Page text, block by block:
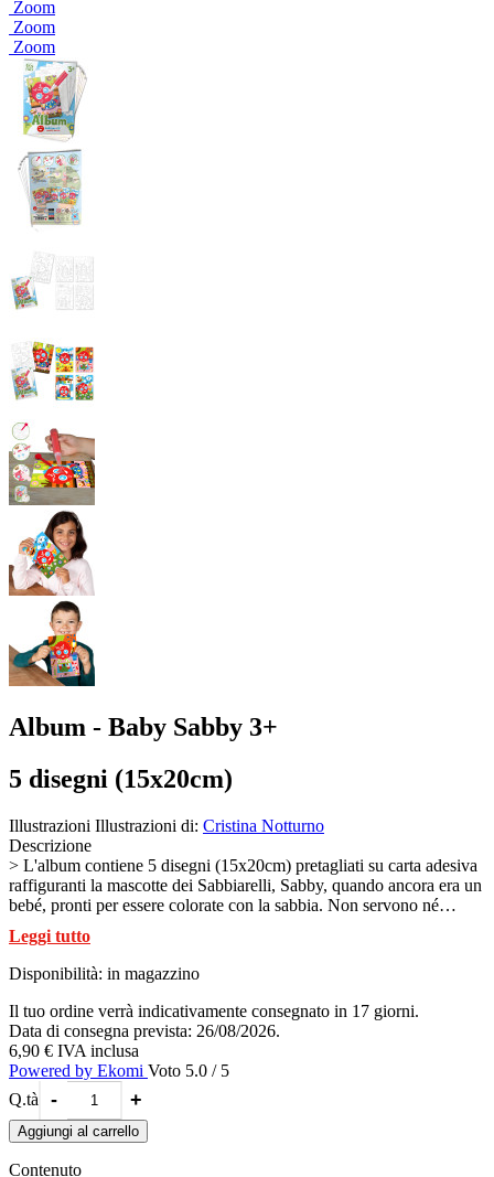
Zoom
Zoom
Zoom
Album - Baby Sabby 3+
5 disegni (15x20cm)
Illustrazioni Illustrazioni di: Cristina Notturno
Descrizione
> L'album contiene 5 disegni (15x20cm) pretagliati su carta adesiva
raffiguranti la mascotte dei Sabbiarelli, Sabby, quando ancora era un
bebé, pronti per essere colorate con la sabbia. Non servono né
forbici, né colla: rimuovendo la carta dal disegno rimane la
superficie adesiva da colorare con le sabbie Sabbiarelli® (sabbia non
inclusa)
I soggetti rappresentati sono: Sabby al mare - Sabby al parco -
Sabby artista - Sabby sull'altalena - Sabby skater
Una volta colorati con la sabbia, i disegni possono essere usati come
cartoline per accompagnare un messaggio o quadretti da appendere
nella cameretta, senza ulteriori trattamenti. La sabbia infatti rimane
perfettamente incollata ai disegni.
All'interno dell'album sono presenti le istruzioni con gli esempi
colore, ma ogni bambino é libero di colorare scegliendo le tinte che
preferisce, dando spazio al proprio estro creativo.
I disegni di questo album appartengono alla linea per bambini da 3-5
Leggi tutto
Disponibilità: in magazzino
Il tuo ordine verrà indicativamente consegnato in 17 giorni.
Data di consegna prevista: 26/08/2026.
6,90 € IVA inclusa
Powered by Ekomi Voto 5.0 / 5
Q.tà
- +
Aggiungi al carrello
Contenuto